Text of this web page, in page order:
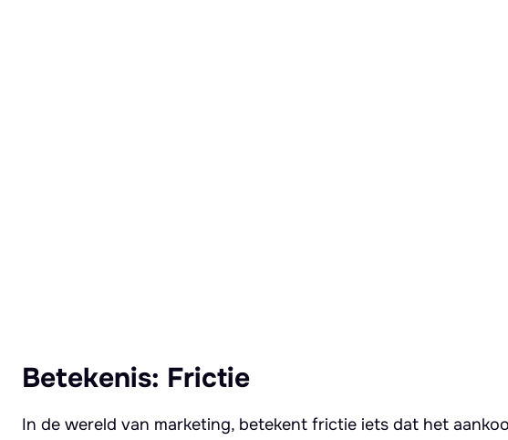
Betekenis: Frictie
In de wereld van marketing, betekent frictie iets dat het